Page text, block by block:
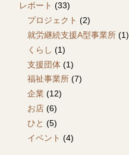
レポート (33)
プロジェクト (2)
就労継続支援A型事業所 (1)
くらし (1)
支援団体 (1)
福祉事業所 (7)
企業 (12)
お店 (6)
ひと (5)
イベント (4)